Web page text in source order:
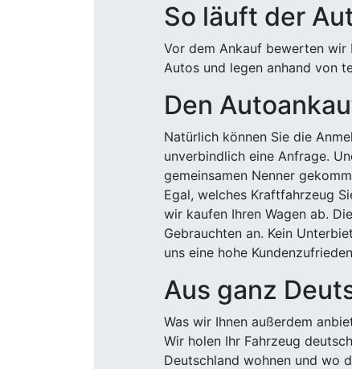
So läuft der
Vor dem Ankauf bewerten wir
Autos und legen anhand von
Den
Natürlich können Sie die
unverbindlich eine Anfrage.
gemeinsamen Nenner
Egal, welches Kraftfahrzeug
wir kaufen Ihren Wagen ab.
Gebrauchten an. Kein
uns eine hohe
Aus ganz
Was wir Ihnen außerdem
Wir holen Ihr Fahrzeug
Deutschland wohnen und wo